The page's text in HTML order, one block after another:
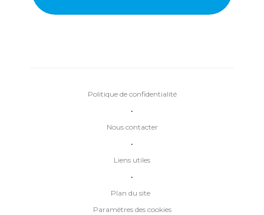
Plan du site
•
Liens utiles
•
Nous contacter
•
Politique de confidentialité
Paramètres des cookies